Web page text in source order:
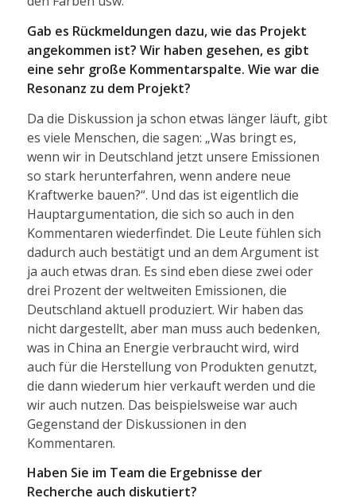
Gab es Rückmeldungen dazu, wie das Projekt
angekommen ist? Wir haben gesehen, es gibt
eine sehr große Kommentarspalte. Wie war die
Resonanz zu dem Projekt?
Da die Diskussion ja schon etwas länger läuft, gibt
es viele Menschen, die sagen: „Was bringt es,
wenn wir in Deutschland jetzt unsere Emissionen
so stark herunterfahren, wenn andere neue
Kraftwerke bauen?“. Und das ist eigentlich die
Hauptargumentation, die sich so auch in den
Kommentaren wiederfindet. Die Leute fühlen sich
dadurch auch bestätigt und an dem Argument ist
ja auch etwas dran. Es sind eben diese zwei oder
drei Prozent der weltweiten Emissionen, die
Deutschland aktuell produziert. Wir haben das
nicht dargestellt, aber man muss auch bedenken,
was in China an Energie verbraucht wird, wird
auch für die Herstellung von Produkten genutzt,
die dann wiederum hier verkauft werden und die
wir auch nutzen. Das beispielsweise war auch
Gegenstand der Diskussionen in den
Kommentaren.
Haben Sie im Team die Ergebnisse der
Recherche auch diskutiert?